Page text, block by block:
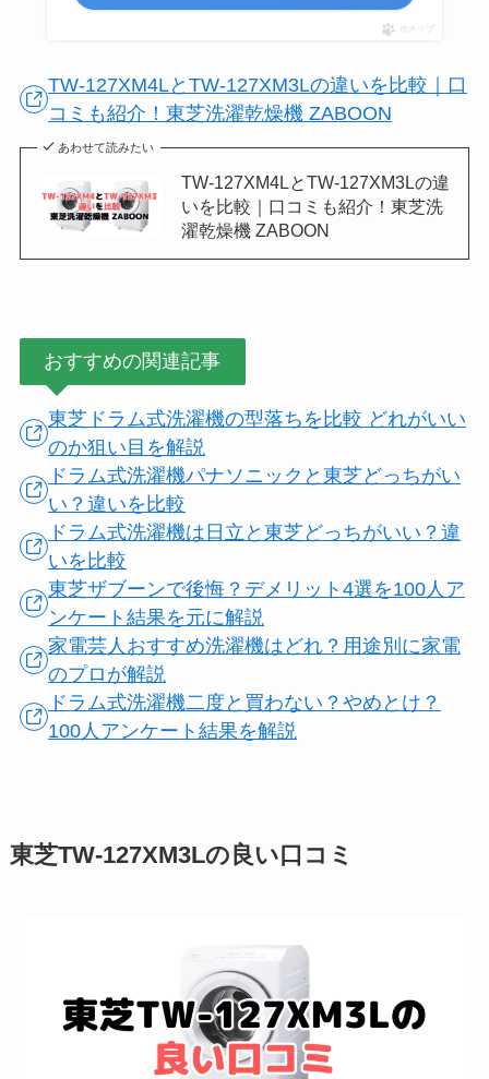
ポチップ
TW-127XM4LとTW-127XM3Lの違いを比較｜口
コミも紹介！東芝洗濯乾燥機 ZABOON
あわせて読みたい
TW-127XM4LとTW-127XM3Lの違
いを比較｜口コミも紹介！東芝洗
濯乾燥機 ZABOON
おすすめの関連記事
東芝ドラム式洗濯機の型落ちを比較 どれがいい
のか狙い目を解説
ドラム式洗濯機パナソニックと東芝どっちがい
い？違いを比較
ドラム式洗濯機は日立と東芝どっちがいい？違
いを比較
東芝ザブーンで後悔？デメリット4選を100人ア
ンケート結果を元に解説
家電芸人おすすめ洗濯機はどれ？用途別に家電
のプロが解説
ドラム式洗濯機二度と買わない？やめとけ？
100人アンケート結果を解説
東芝TW-127XM3Lの良い口コミ